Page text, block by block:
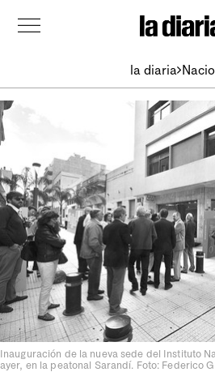
la diaria
Inauguración de la nueva sede del Instituto
ayer, en la peatonal Sarandí. Foto: Federico